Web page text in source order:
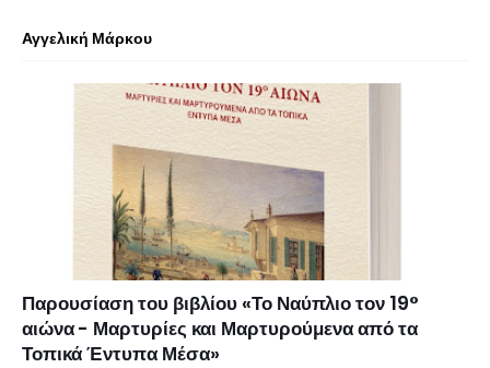
Αγγελική Μάρκου
Παρουσίαση του βιβλίου «Το Ναύπλιο τον 19°
αιώνα - Μαρτυρίες και Μαρτυρούμενα από τα
Τοπικά Έντυπα Μέσα»